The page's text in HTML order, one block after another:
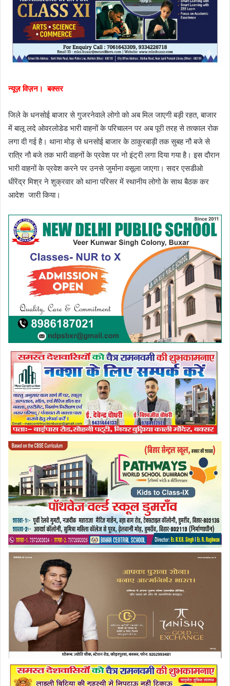
न्यूज़ विज़न। बक्सर
जिले के धनसोई बाजार से गुजरनेवाले लोगो को अब मिल जाएगी बड़ी रहत, बाजार
में बालू लदे ओवरलोडेड भारी वाहनों के परिचालन पर अब पूरी तरह से तत्काल रोक
लगा दी गई है। थाना मोड़ से धनसोई बाजार के ठाकुरबाड़ी तक सुबह नौ बजे से
रात्रि नौ बजे तक भारी वाहनों के प्रवेश पर नो इंट्री लगा दिया गया है। इस दौरान
भारी वाहनों के प्रवेश करने पर उनसे जुर्माना वसूला जाएगा। सदर एसडीओ
धीरेंद्र मिश्र ने शुक्रवार को थाना परिसर में स्थानीय लोगो के साथ बैठक कर
आदेश जारी किया।